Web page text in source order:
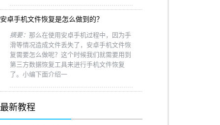
安卓手机文件恢复是怎么做到的？
摘要： 那么在使用安卓手机过程中，因为手
滑等情况造成文件丢失了，安卓手机文件恢
复需要怎么做呢？这个时候我们就需要用到
第三方数据恢复工具来进行手机文件恢复
了。小编下面介绍一
最新教程